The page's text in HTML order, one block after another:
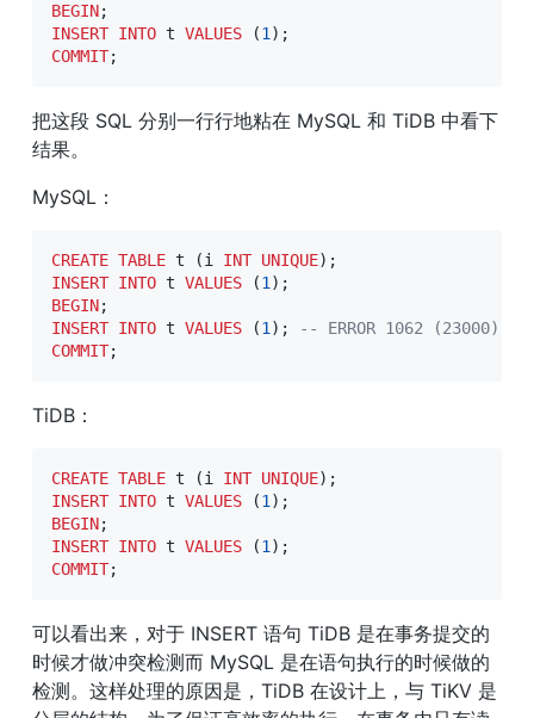
BEGIN;
INSERT INTO t VALUES (1 ) ;
COMMIT;
把这段 SQL 分别一行行地粘在 MySQL 和 TiDB 中看下
结果。
MySQL：
CREATE TABLE t (i INT UNIQUE) ;
INSERT INTO t VALUES (1 ) ;
BEGIN;
INSERT INTO t VALUES (1 ) ;
-- ERROR 1062
COMMIT;
TiDB：
CREATE TABLE t (i INT UNIQUE) ;
INSERT INTO t VALUES (1 ) ;
BEGIN;
INSERT INTO t VALUES (1 ) ;
COMMIT;
可以看出来，对于 INSERT 语句 TiDB 是在事务提交的
时候才做冲突检测而 MySQL 是在语句执行的时候做的
检测。这样处理的原因是，TiDB 在设计上，与 TiKV 是